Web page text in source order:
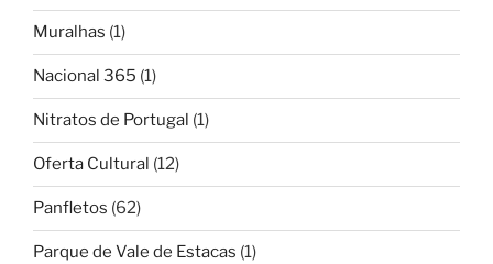
Muralhas (1)
Nacional 365 (1)
Nitratos de Portugal (1)
Oferta Cultural (12)
Panfletos (62)
Parque de Vale de Estacas (1)